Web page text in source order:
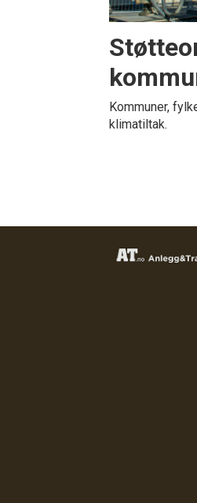
Kommuner,
klimatiltak.